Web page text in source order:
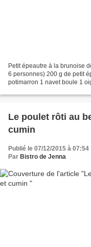
Petit épeautre à la brunoise
6 personnes) 200 g de petit
potimarron 1 navet boule 1
Le poulet rôti au
cumin
Publié le 07/12/2015 à 07:54
Par Bistro de Jenna